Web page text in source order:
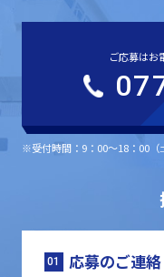
ご応募はお
※受付時間：9：00～18：00（
01 応募のご連絡